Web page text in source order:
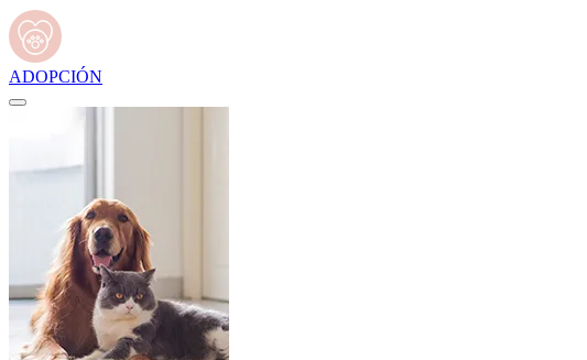
ADOPCIÓN